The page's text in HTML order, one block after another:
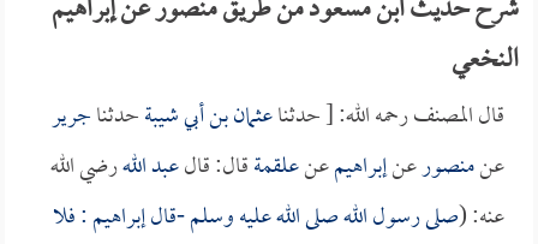
النخعي
قال المصنف رحمه الله: [ حدثناعثمان بن أبي شيبةحدثناجرير
عنمنصورعنإبراهيمعنعلقمةقال: قالعبد اللهرضي الله
عنه: (صلى رسول الله صلى الله عليه وسلم -قالإبراهيم: فلا